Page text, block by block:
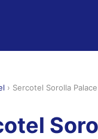
› Sercotel Sorolla